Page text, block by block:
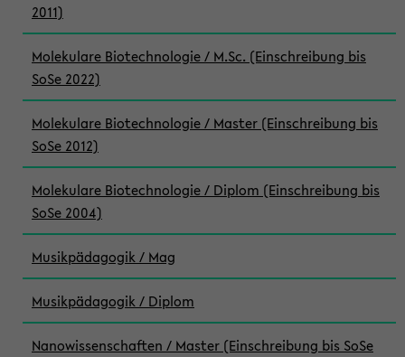
2011)
Molekulare Biotechnologie / M.Sc. (Einschreibung bis
SoSe 2022)
Molekulare Biotechnologie / Master (Einschreibung bis
SoSe 2012)
Molekulare Biotechnologie / Diplom (Einschreibung bis
SoSe 2004)
Musikpädagogik / Mag
Musikpädagogik / Diplom
Nanowissenschaften / Master (Einschreibung bis SoSe